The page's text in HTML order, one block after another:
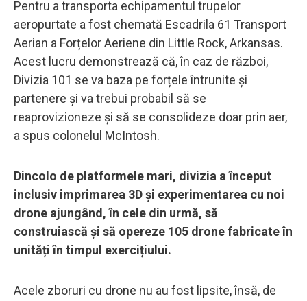
Pentru a transporta echipamentul trupelor
aeropurtate a fost chemată Escadrila 61 Transport
Aerian a Forțelor Aeriene din Little Rock, Arkansas.
Acest lucru demonstrează că, în caz de război,
Divizia 101 se va baza pe forțele întrunite și
partenere și va trebui probabil să se
reaprovizioneze și să se consolideze doar prin aer,
a spus colonelul McIntosh.
Dincolo de platformele mari, divizia a început
inclusiv imprimarea 3D și experimentarea cu noi
drone ajungând, în cele din urmă, să
construiască și să opereze 105 drone fabricate în
unități în timpul exercițiului.
Acele zboruri cu drone nu au fost lipsite, însă, de